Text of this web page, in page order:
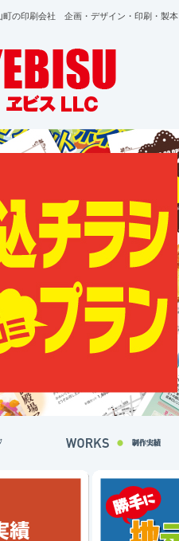
町の印刷会社 企画・デザイン・印刷・製本